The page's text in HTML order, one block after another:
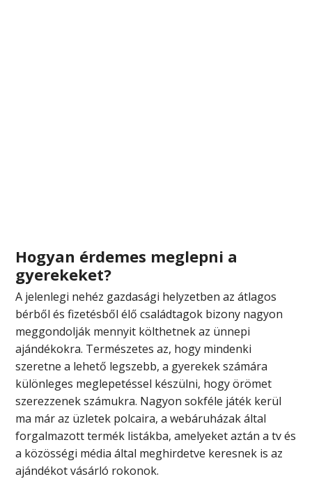
Hogyan érdemes meglepni a
gyerekeket?
A jelenlegi nehéz gazdasági helyzetben az átlagos
bérből és fizetésből élő családtagok bizony nagyon
meggondolják mennyit költhetnek az ünnepi
ajándékokra. Természetes az, hogy mindenki
szeretne a lehető legszebb, a gyerekek számára
különleges meglepetéssel készülni, hogy örömet
szerezzenek számukra. Nagyon sokféle játék kerül
ma már az üzletek polcaira, a webáruházak által
forgalmazott termék listákba, amelyeket aztán a tv és
a közösségi média által meghirdetve keresnek is az
ajándékot vásárló rokonok.